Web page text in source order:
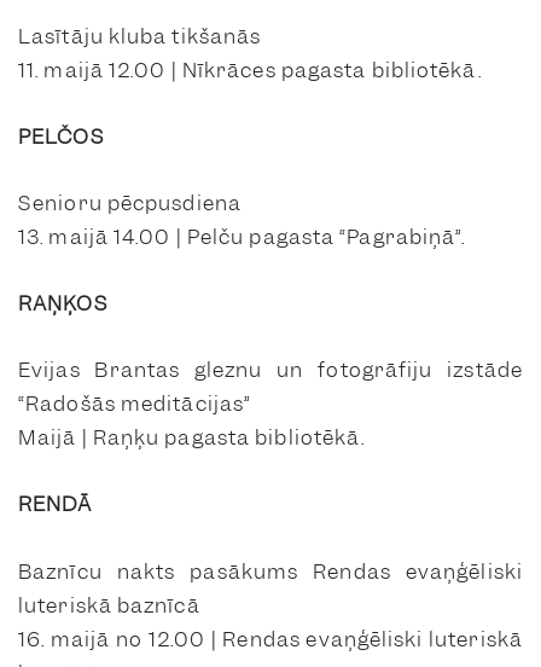
Lasītāju kluba tikšanās
11. maijā 12.00 | Nīkrāces pagasta bibliotēkā.
PELČOS
Senioru pēcpusdiena
13. maijā 14.00 | Pelču pagasta “Pagrabiņā”.
RAŅĶOS
Evijas Brantas gleznu un fotogrāfiju izstāde
“Radošās meditācijas”
Maijā | Raņķu pagasta bibliotēkā.
RENDĀ
Baznīcu nakts pasākums Rendas evaņģēliski
luteriskā baznīcā
16. maijā no 12.00 | Rendas evaņģēliski luteriskā